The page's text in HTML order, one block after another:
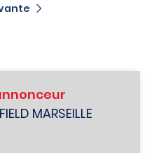
MARSEILLE